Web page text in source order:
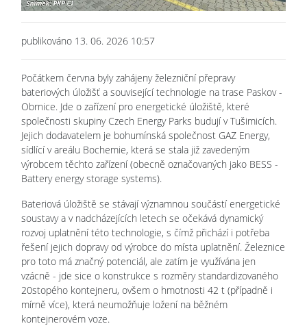
publikováno 13. 06. 2026 10:57
Počátkem června byly zahájeny železniční přepravy
bateriových úložišť a související technologie na trase Paskov -
Obrnice. Jde o zařízení pro energetické úložiště, které
společnosti skupiny Czech Energy Parks budují v Tušimicích.
Jejich dodavatelem je bohumínská společnost GAZ Energy,
sídlící v areálu Bochemie, která se stala již zavedeným
výrobcem těchto zařízení (obecně označovaných jako BESS -
Battery energy storage systems).
Bateriová úložiště se stávají významnou součástí energetické
soustavy a v nadcházejících letech se očekává dynamický
rozvoj uplatnění této technologie, s čímž přichází i potřeba
řešení jejich dopravy od výrobce do místa uplatnění. Železnice
pro toto má značný potenciál, ale zatím je využívána jen
vzácně - jde sice o konstrukce s rozměry standardizovaného
20stopého kontejneru, ovšem o hmotnosti 42 t (případně i
mírně více), která neumožňuje ložení na běžném
kontejnerovém voze.